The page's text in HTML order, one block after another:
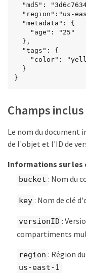
}
Champs
Le nom du document
de l'objet et l'ID de
Informations sur
bucket : Nom du
key : Nom de clé
versionID :
compartiments
region : Région
us-east-1